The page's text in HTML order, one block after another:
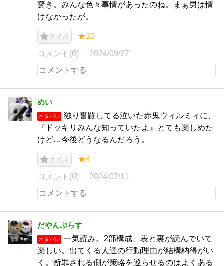
驚き。みんな色々事情があったのね。まぁ男は情
けなかったが。
ナイス ★10
コメント(0) 2024/09/27
めい
ネタバレ
独り奮闘してる泣いた赤鬼ウィルミィに、
『ドッキリみんな知っていたよ』とても楽しめた
けど…今後どうなるんだろう。
ナイス ★4
コメント(0) 2024/07/11
だやんぷらす
ネタバレ
一気読み。2部構成、表と裏が読んでいて
楽しい。出てくる人達の行動理由が結構納得がい
く。断罪される側が策略を巡らせるのはよくある